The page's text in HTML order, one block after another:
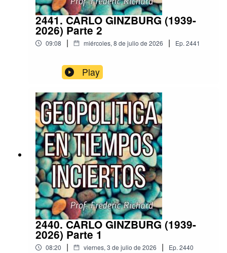
2441. CARLO GINZBURG (1939-
2026) Parte 2
09:08 | miércoles, 8 de julio de 2026 | Ep. 2441
Play
2440. CARLO GINZBURG (1939-
2026) Parte 1
08:20 | viernes, 3 de julio de 2026 | Ep. 2440